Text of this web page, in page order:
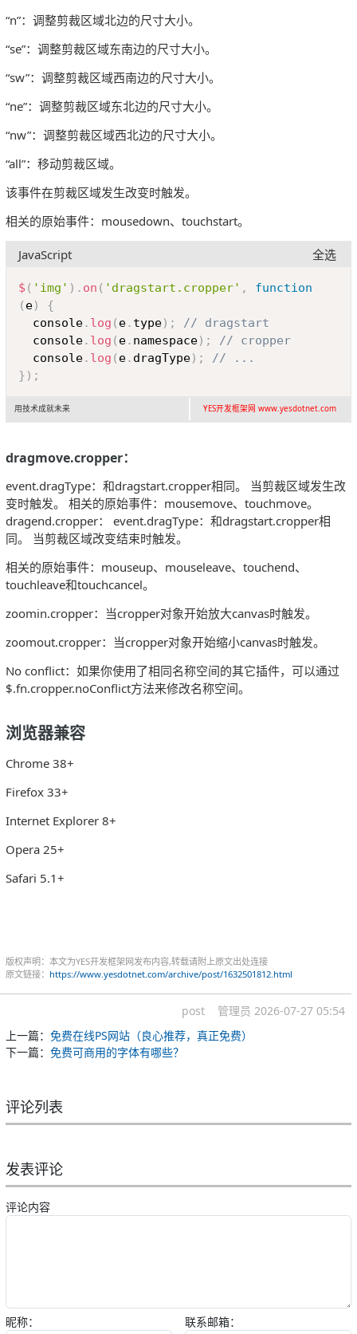
“n”：调整剪裁区域北边的尺寸大小。
“se”：调整剪裁区域东南边的尺寸大小。
“sw”：调整剪裁区域西南边的尺寸大小。
“ne”：调整剪裁区域东北边的尺寸大小。
“nw”：调整剪裁区域西北边的尺寸大小。
“all”：移动剪裁区域。
该事件在剪裁区域发生改变时触发。
相关的原始事件：mousedown、touchstart。
JavaScript 全选
$ ( 'img' ) . on ( 'dragstart.cropper' ,
function
( e)
{
  console
. log ( e. type) ;
// dragstart
  console
. log ( e. namespace) ;
// cropper
  console
. log ( e. dragType) ;
// ...
} ) ;
用技术成就未来 YES开发框架网 www.yesdotnet.com
dragmove.cropper：
event.dragType：和dragstart.cropper相同。 当剪裁区域发生改
变时触发。 相关的原始事件：mousemove、touchmove。
dragend.cropper： event.dragType：和dragstart.cropper相
同。 当剪裁区域改变结束时触发。
相关的原始事件：mouseup、mouseleave、touchend、
touchleave和touchcancel。
zoomin.cropper：当cropper对象开始放大canvas时触发。
zoomout.cropper：当cropper对象开始缩小canvas时触发。
No conflict：如果你使用了相同名称空间的其它插件，可以通过
$.fn.cropper.noConflict方法来修改名称空间。
浏览器兼容
Chrome 38+
Firefox 33+
Internet Explorer 8+
Opera 25+
Safari 5.1+
版权声明：本文为YES开发框架网发布内容,转载请附上原文出处连接
原文链接： https://www.yesdotnet.com/archive/post/1632501812.html
post 管理员 2026-07-27 05:54
上一篇： 免费在线PS网站（良心推荐，真正免费）
下一篇： 免费可商用的字体有哪些？
评论列表
发表评论
评论内容
昵称： 联系邮箱：